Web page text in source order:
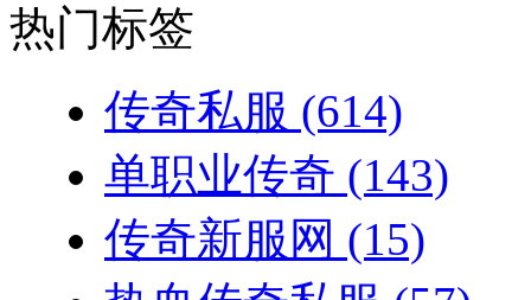
热门标签
传奇私服 (614)
单职业传奇 (143)
传奇新服网 (15)